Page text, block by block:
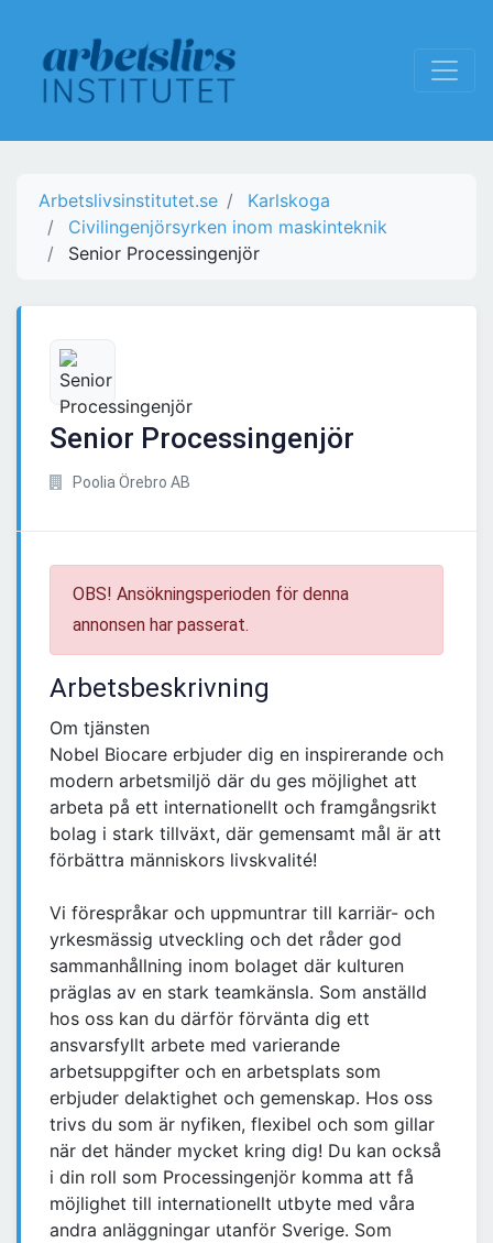
Arbetslivsinstitutet.se
Karlskoga
Civilingenjörsyrken inom maskinteknik
Senior Processingenjör
Senior Processingenjör
Poolia Örebro AB
OBS! Ansökningsperioden för denna
annonsen har passerat.
Arbetsbeskrivning
Om tjänsten
Nobel Biocare erbjuder dig en inspirerande och
modern arbetsmiljö där du ges möjlighet att
arbeta på ett internationellt och framgångsrikt
bolag i stark tillväxt, där gemensamt mål är att
förbättra människors livskvalité!
Vi förespråkar och uppmuntrar till karriär- och
yrkesmässig utveckling och det råder god
sammanhållning inom bolaget där kulturen
präglas av en stark teamkänsla. Som anställd
hos oss kan du därför förvänta dig ett
ansvarsfyllt arbete med varierande
arbetsuppgifter och en arbetsplats som
erbjuder delaktighet och gemenskap. Hos oss
trivs du som är nyfiken, flexibel och som gillar
när det händer mycket kring dig! Du kan också
i din roll som Processingenjör komma att få
möjlighet till internationellt utbyte med våra
andra anläggningar utanför Sverige. Som